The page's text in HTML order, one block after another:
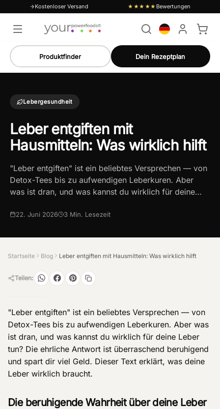
Kostenloser Versand ★★★★★ Bewertungen
Produktfinder Dein Rezeptplan
Lebergesundheit
Leber entgiften mit
Hausmitteln: Was wirklich hilft
"Leber entgiften" ist ein beliebtes Versprechen — von
Detox-Tees bis zu aufwendigen Leberkuren. Aber
was ist dran, und was kannst du wirklich für deine…
22. Juni 2026 3 Min. Lesezeit
Startseite Blog Leber entgiften mit Hausmitteln: Was wirklich hilft
Teilen:
"Leber entgiften" ist ein beliebtes Versprechen — von
Detox-Tees bis zu aufwendigen Leberkuren. Aber was
ist dran, und was kannst du wirklich für deine Leber
tun? Die ehrliche Antwort ist überraschend beruhigend
und spart dir viel Geld. Dieser Text erklärt, was deine
Leber wirklich braucht.
Die beruhigende Wahrheit über deine Leber